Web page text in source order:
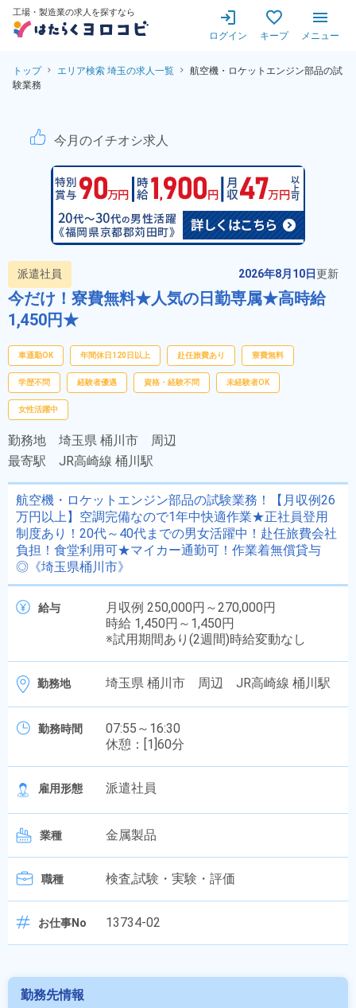
工場・製造業の求人を探すなら
ログイン キープ メニュー
トップ エリア検索 埼玉の求人一覧
航空機・ロケットエンジン部品の試
験業務
航空機・ロケットエンジン
今月のイチオシ求人
派遣社員 2026年8月10日更新
今だけ！寮費無料★人気の日勤専属★高時給
1,450円★
車通勤OK 年間休日120日以上 赴任旅費あり 寮費無料
学歴不問 経験者優遇 資格・経験不問 未経験者OK
女性活躍中
勤務地 埼玉県 桶川市 周辺
最寄駅 JR高崎線 桶川駅
航空機・ロケットエンジン部品の試験業務！【月収例26
万円以上】空調完備なので1年中快適作業★正社員登用
制度あり！20代～40代までの男女活躍中！赴任旅費会社
負担！食堂利用可★マイカー通勤可！作業着無償貸与
◎《埼玉県桶川市》
給与
月収例 250,000円～270,000円
時給 1,450円～1,450円
※試用期間あり(2週間)時給変動なし
勤務地 埼玉県 桶川市 周辺 JR高崎線 桶川駅
勤務時間
07:55～16:30
休憩：[1]60分
雇用形態 派遣社員
業種 金属製品
職種 検査,試験・実験・評価
お仕事No 13734-02
勤務先情報